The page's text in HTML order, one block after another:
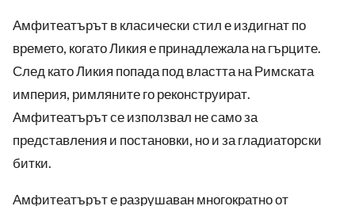
Амфитеатърът в класически стил е издигнат по
времето, когато Ликия е принадлежала на гърците.
След като Ликия попада под властта на Римската
империя, римляните го реконструират.
Амфитеатърът се използвал не само за
представления и постановки, но и за гладиаторски
битки.
Амфитеатърът е разрушаван многократно от